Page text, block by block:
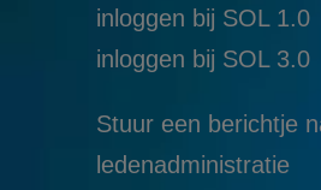
inloggen bij SOL 1.0
inloggen bij SOL 3.0
Stuur een berichtje
ledenadministratie